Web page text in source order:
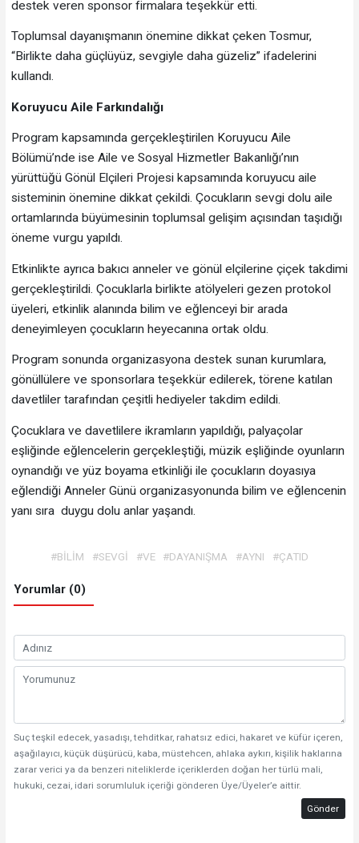
destek veren sponsor firmalara teşekkür etti.
Toplumsal dayanışmanın önemine dikkat çeken Tosmur,
“Birlikte daha güçlüyüz, sevgiyle daha güzeliz” ifadelerini
kullandı.
Koruyucu Aile Farkındalığı
Program kapsamında gerçekleştirilen Koruyucu Aile
Bölümü’nde ise Aile ve Sosyal Hizmetler Bakanlığı’nın
yürüttüğü Gönül Elçileri Projesi kapsamında koruyucu aile
sisteminin önemine dikkat çekildi. Çocukların sevgi dolu aile
ortamlarında büyümesinin toplumsal gelişim açısından taşıdığı
öneme vurgu yapıldı.
Etkinlikte ayrıca bakıcı anneler ve gönül elçilerine çiçek takdimi
gerçekleştirildi. Çocuklarla birlikte atölyeleri gezen protokol
üyeleri, etkinlik alanında bilim ve eğlenceyi bir arada
deneyimleyen çocukların heyecanına ortak oldu.
Program sonunda organizasyona destek sunan kurumlara,
gönüllülere ve sponsorlara teşekkür edilerek, törene katılan
davetliler tarafından çeşitli hediyeler takdim edildi.
Çocuklara ve davetlilere ikramların yapıldığı, palyaçolar
eşliğinde eğlencelerin gerçekleştiği, müzik eşliğinde oyunların
oynandığı ve yüz boyama etkinliği ile çocukların doyasıya
eğlendiği Anneler Günü organizasyonunda bilim ve eğlencenin
yanı sıra duygu dolu anlar yaşandı.
#BİLİM #SEVGİ #VE #DAYANIŞMA #AYNI #ÇATID
Yorumlar (0)
Suç teşkil edecek, yasadışı, tehditkar, rahatsız edici, hakaret ve küfür içeren,
aşağılayıcı, küçük düşürücü, kaba, müstehcen, ahlaka aykırı, kişilik haklarına
zarar verici ya da benzeri niteliklerde içeriklerden doğan her türlü mali,
hukuki, cezai, idari sorumluluk içeriği gönderen Üye/Üyeler’e aittir.
Gönder